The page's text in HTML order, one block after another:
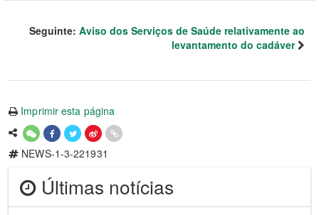
Seguinte: Aviso dos Serviços de Saúde relativamente ao
levantamento do cadáver
Imprimir esta página
NEWS-1-3-221931
Últimas notícias